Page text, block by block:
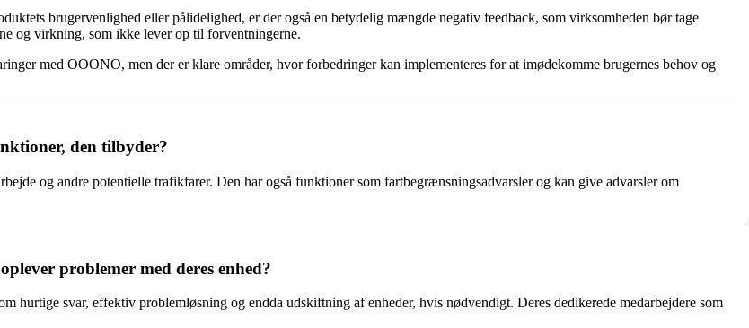
brugervenlighed eller pålidelighed, er der også en betydelig mængde negativ feedback, som virksomheden bør tage
og virkning, som ikke lever op til forventningerne.
med OOONO, men der er klare områder, hvor forbedringer kan implementeres for at imødekomme brugernes behov og
den tilbyder?
og andre potentielle trafikfarer. Den har også funktioner som fartbegrænsningsadvarsler og kan give advarsler om
problemer med deres enhed?
hurtige svar, effektiv problemløsning og endda udskiftning af enheder, hvis nødvendigt. Deres dedikerede medarbejdere som